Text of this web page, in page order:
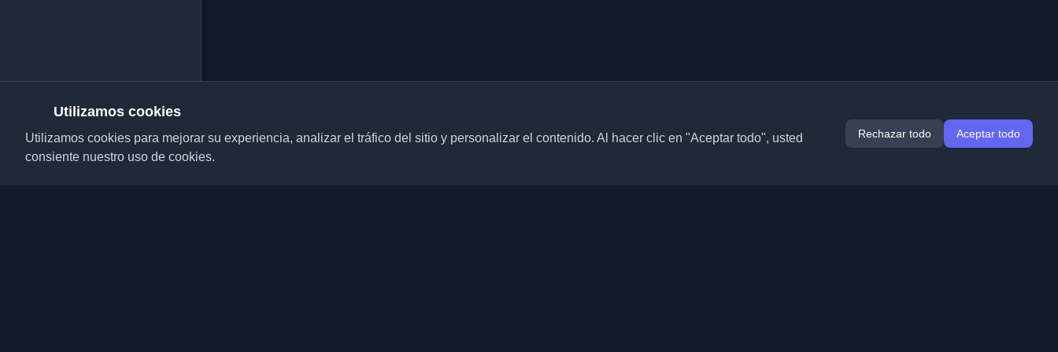
Utilizamos cookies
Utilizamos cookies para mejorar su experiencia, analizar el tráfico del sitio y personalizar el contenido. Al hacer clic en "Aceptar todo", usted
consiente nuestro uso de cookies.
Rechazar todo Aceptar todo